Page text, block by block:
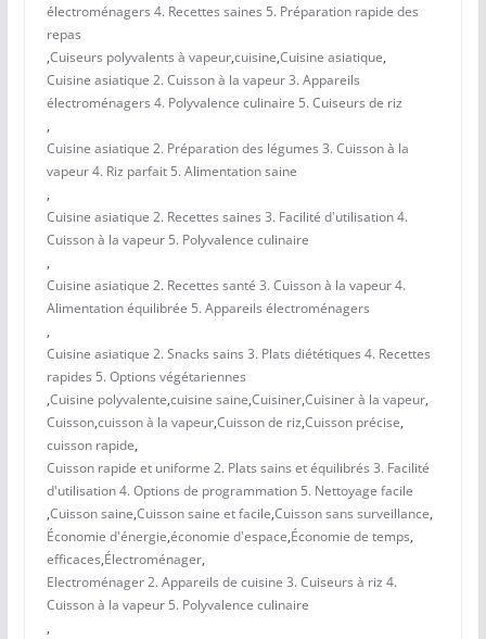
électroménagers 4. Recettes saines 5. Préparation rapide des
repas
,Cuiseurs polyvalents à vapeur,cuisine,Cuisine asiatique,
Cuisine asiatique 2. Cuisson à la vapeur 3. Appareils
électroménagers 4. Polyvalence culinaire 5. Cuiseurs de riz
,
Cuisine asiatique 2. Préparation des légumes 3. Cuisson à la
vapeur 4. Riz parfait 5. Alimentation saine
,
Cuisine asiatique 2. Recettes saines 3. Facilité d'utilisation 4.
Cuisson à la vapeur 5. Polyvalence culinaire
,
Cuisine asiatique 2. Recettes santé 3. Cuisson à la vapeur 4.
Alimentation équilibrée 5. Appareils électroménagers
,
Cuisine asiatique 2. Snacks sains 3. Plats diététiques 4. Recettes
rapides 5. Options végétariennes
,Cuisine polyvalente,cuisine saine,Cuisiner,Cuisiner à la vapeur,
Cuisson,cuisson à la vapeur,Cuisson de riz,Cuisson précise,
cuisson rapide,
Cuisson rapide et uniforme 2. Plats sains et équilibrés 3. Facilité
d'utilisation 4. Options de programmation 5. Nettoyage facile
,Cuisson saine,Cuisson saine et facile,Cuisson sans surveillance,
Économie d'énergie,économie d'espace,Économie de temps,
efficaces,Électroménager,
Electroménager 2. Appareils de cuisine 3. Cuiseurs à riz 4.
Cuisson à la vapeur 5. Polyvalence culinaire
,